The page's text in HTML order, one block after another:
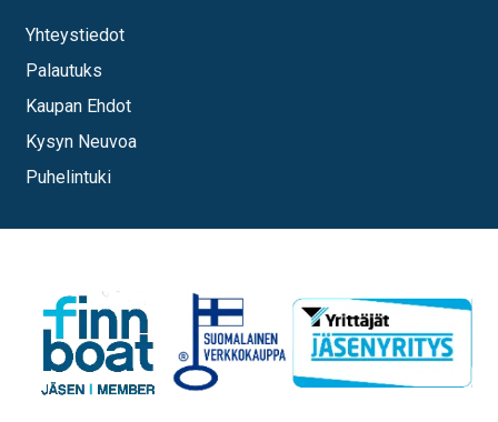
Yhteystiedot
Palautuks
Kaupan Ehdot
Kysyn Neuvoa
Puhelintuki